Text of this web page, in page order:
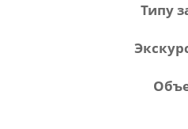
Типу